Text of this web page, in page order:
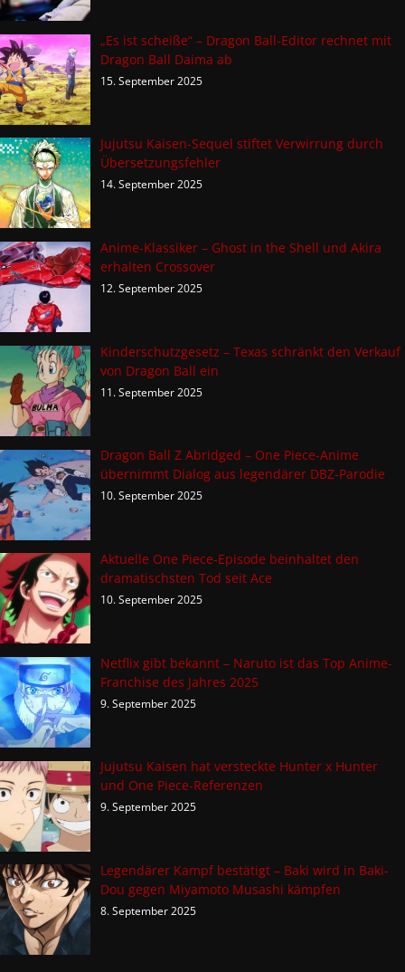
„Es ist scheiße“ – Dragon Ball-Editor rechnet mit
Dragon Ball Daima ab
15. September 2025
Jujutsu Kaisen-Sequel stiftet Verwirrung durch
Übersetzungsfehler
14. September 2025
Anime-Klassiker – Ghost in the Shell und Akira
erhalten Crossover
12. September 2025
Kinderschutzgesetz – Texas schränkt den Verkauf
von Dragon Ball ein
11. September 2025
Dragon Ball Z Abridged – One Piece-Anime
übernimmt Dialog aus legendärer DBZ-Parodie
10. September 2025
Aktuelle One Piece-Episode beinhaltet den
dramatischsten Tod seit Ace
10. September 2025
Netflix gibt bekannt – Naruto ist das Top Anime-
Franchise des Jahres 2025
9. September 2025
Jujutsu Kaisen hat versteckte Hunter x Hunter
und One Piece-Referenzen
9. September 2025
Legendärer Kampf bestätigt – Baki wird in Baki-
Dou gegen Miyamoto Musashi kämpfen
8. September 2025